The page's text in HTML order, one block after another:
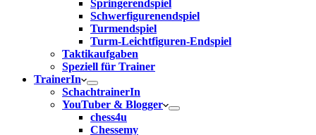
Springerendspiel
Schwerfigurenendspiel
Turmendspiel
Turm-Leichtfiguren-Endspiel
Taktikaufgaben
Speziell für Trainer
TrainerIn
SchachtrainerIn
YouTuber & Blogger
chess4u
Chessemy